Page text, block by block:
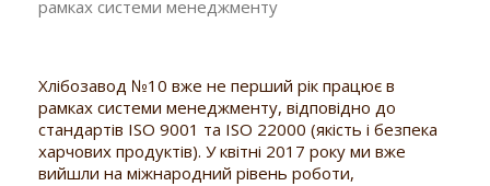
Хлібозавод №10 вже не перший рік працює в
рамках системи менеджменту, відповідно до
стандартів ISO 9001 та ISO 22000 (якість і безпека
харчових продуктів). У квітні 2017 року ми вже
вийшли на міжнародний рівень роботи,